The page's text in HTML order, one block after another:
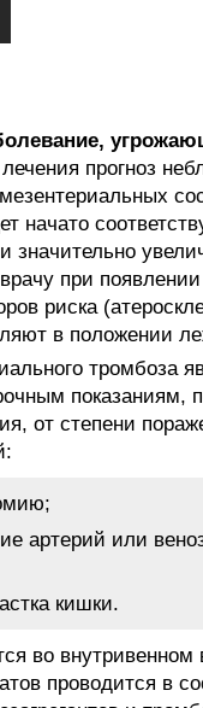
прогноз
начато
при
риска
в положении
тромбоза
показаниям,
от степени
артерий или
кишки.
во внутривенном
проводится в